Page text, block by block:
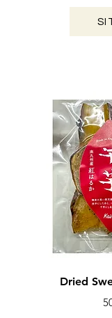
Dried